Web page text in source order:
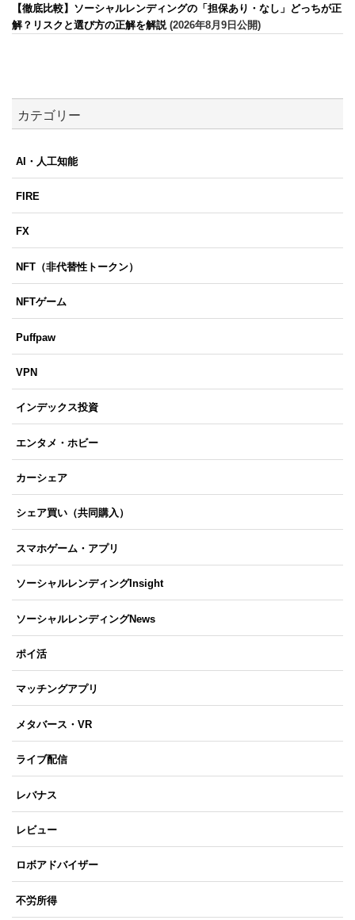
【徹底比較】ソーシャルレンディングの「担保あり・なし」どっちが正
解？リスクと選び方の正解を解説(2026年8月9日公開)
カテゴリー
AI・人工知能
FIRE
FX
NFT（非代替性トークン）
NFTゲーム
Puffpaw
VPN
インデックス投資
エンタメ・ホビー
カーシェア
シェア買い（共同購入）
スマホゲーム・アプリ
ソーシャルレンディングInsight
ソーシャルレンディングNews
ポイ活
マッチングアプリ
メタバース・VR
ライブ配信
レバナス
レビュー
ロボアドバイザー
不労所得